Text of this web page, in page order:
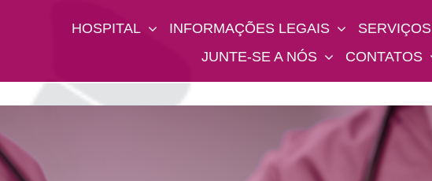
HOSPITAL INFORMAÇÕES LEGAIS SERVIÇOS
JUNTE-SE A NÓS
CONTATOS